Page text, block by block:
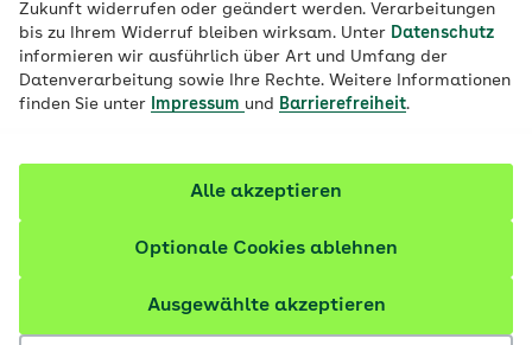
Zukunft widerrufen oder geändert werden. Verarbeitungen
bis zu Ihrem Widerruf bleiben wirksam. Unter Datenschutz
informieren wir ausführlich über Art und Umfang der
Datenverarbeitung sowie Ihre Rechte. Weitere Informationen
finden Sie unter
Impressum und Barrierefreiheit.
Ausgewählte akzeptieren
Optionale Cookies ablehnen
Alle akzeptieren